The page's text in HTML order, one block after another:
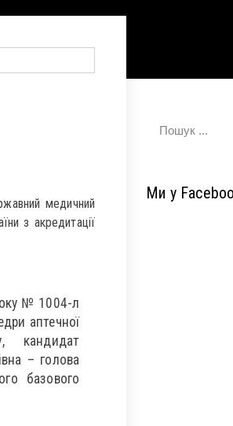
медичний
з акредитації
№ 1004-л
аптечної
кандидат
– голова
базового
Ми у